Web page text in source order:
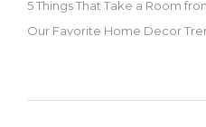
5 Things That Take a Room
Our Favorite Home Decor